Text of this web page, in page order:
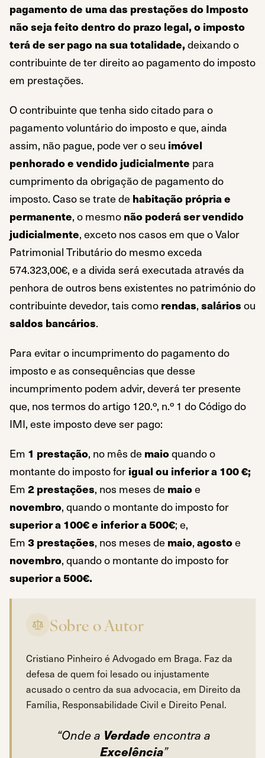
pagamento de uma das prestações do Imposto
não seja feito dentro do prazo legal, o imposto
terá de ser pago na sua totalidade, deixando o
contribuinte de ter direito ao pagamento do imposto
em prestações.
O contribuinte que tenha sido citado para o
pagamento voluntário do imposto e que, ainda
assim, não pague, pode ver o seu imóvel
penhorado e vendido judicialmente para
cumprimento da obrigação de pagamento do
imposto. Caso se trate de habitação própria e
permanente, o mesmo não poderá ser vendido
judicialmente, exceto nos casos em que o Valor
Patrimonial Tributário do mesmo exceda
574.323,00€, e a divida será executada através da
penhora de outros bens existentes no património do
contribuinte devedor, tais como rendas, salários ou
saldos bancários.
Para evitar o incumprimento do pagamento do
imposto e as consequências que desse
incumprimento podem advir, deverá ter presente
que, nos termos do artigo 120.º, n.º 1 do Código do
IMI, este imposto deve ser pago:
Em 1 prestação, no mês de maioquando o
montante do imposto for igual ou inferior a 100 €;
Em 2 prestações, nos meses de maioe
novembro, quando o montante do imposto for
superior a 100€ e inferior a 500€; e,
Em 3 prestações, nos meses de maio, agostoe
novembro, quando o montante do imposto for
superior a 500€.
Sobre o Autor
Cristiano Pinheiro é Advogado em Braga. Faz da
defesa de quem foi lesado ou injustamente
acusado o centro da sua advocacia, em Direito da
Família, Responsabilidade Civil e Direito Penal.
“Onde a Verdadeencontra a
Excelência”